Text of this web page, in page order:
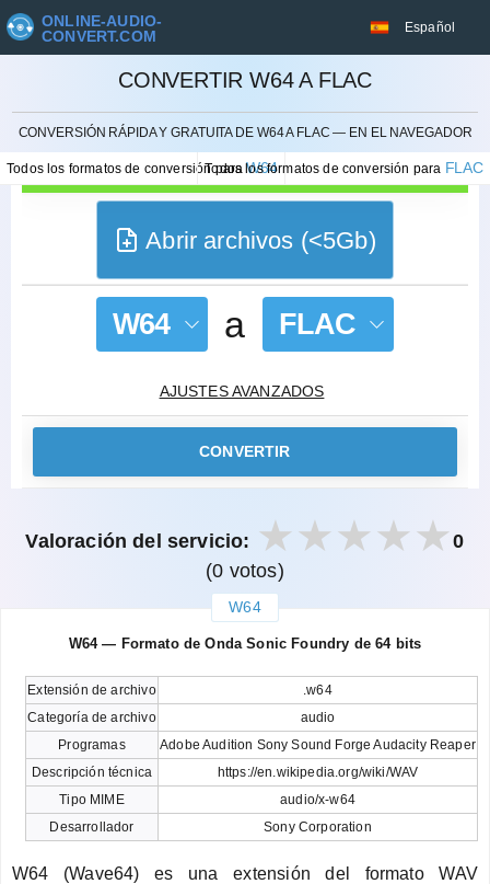
ONLINE-AUDIO-
CONVERT.COM
Español
CONVERTIR W64 A FLAC
CONVERSIÓN RÁPIDA Y GRATUITA DE W64 A FLAC — EN EL NAVEGADOR
Todos los formatos de conversión paraW64
Todos los formatos de conversión para FLAC
CANCELAR
Abrir archivos (<5Gb)
W64 a FLAC
AJUSTES AVANZADOS
CONVERTIR
Valoración del servicio:
0
(0 votos)
W64
W64 — Formato de Onda Sonic Foundry de 64 bits
Extensión de archivo
.w64
Categoría de archivo
audio
Programas
Adobe Audition Sony Sound Forge Audacity Reaper
Descripción técnica
https://en.wikipedia.org/wiki/WAV
Tipo MIME
audio/x-w64
Desarrollador
Sony Corporation
W64 (Wave64) es una extensión del formato WAV